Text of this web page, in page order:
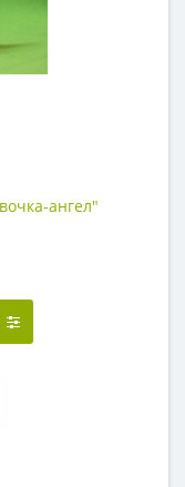
ангел"